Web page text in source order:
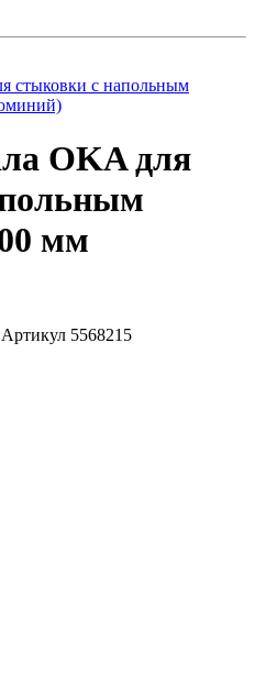
стыковки с напольным
OKA для
мм
Артикул 5568215